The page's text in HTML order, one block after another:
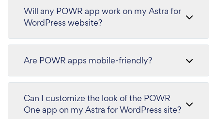
Will any POWR app work on my Astra for
WordPress website?
Are POWR apps mobile-friendly?
Can I customize the look of the POWR
One app on my Astra for WordPress site?